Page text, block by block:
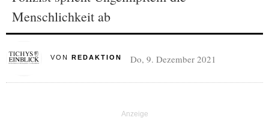
Menschlichkeit ab
VON REDAKTION Do, 9. Dezember 2021